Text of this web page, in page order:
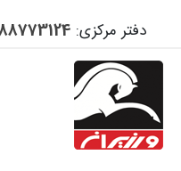
دفتر مرکزی: 021